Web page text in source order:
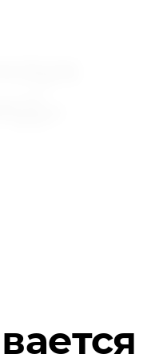
в МБОУ Хемчикская